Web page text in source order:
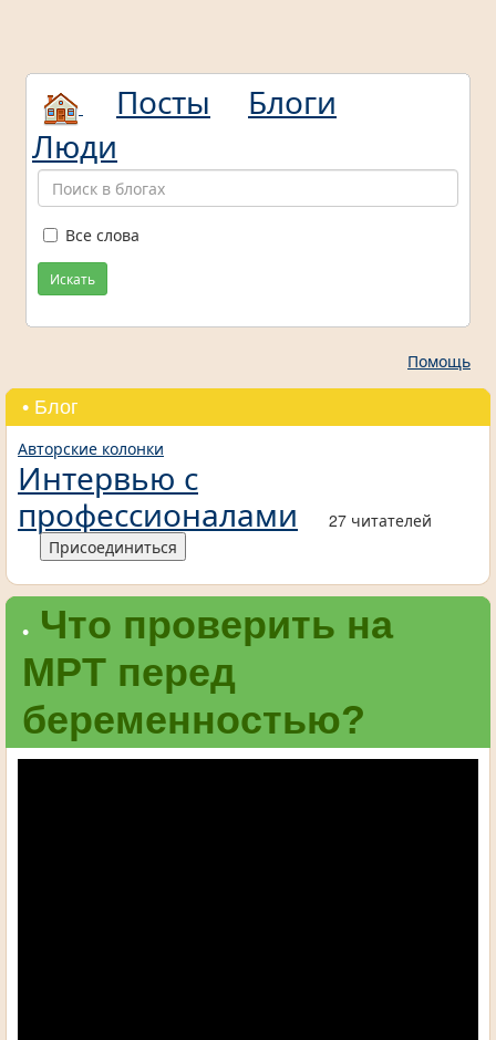
Посты
Блоги
Люди
Все слова
Искать
Помощь
• Блог
Авторские колонки
Интервью с
профессионалами
27 читателей
Присоединиться
• Что проверить на
МРТ перед
беременностью?